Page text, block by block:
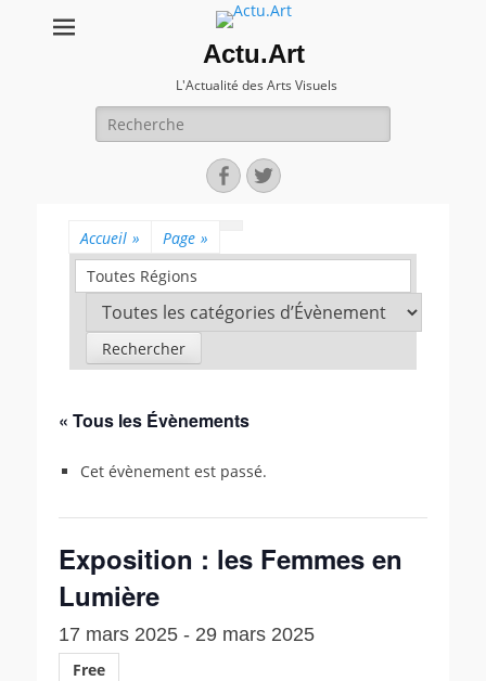
Actu.Art
L'Actualité des Arts Visuels
Recherche
pour:
Facebook
Twitter
Accueil » Page »
Toutes Régions
« Tous les Évènements
Cet évènement est passé.
Exposition : les Femmes en
Lumière
17 mars 2025 - 29 mars 2025
Free